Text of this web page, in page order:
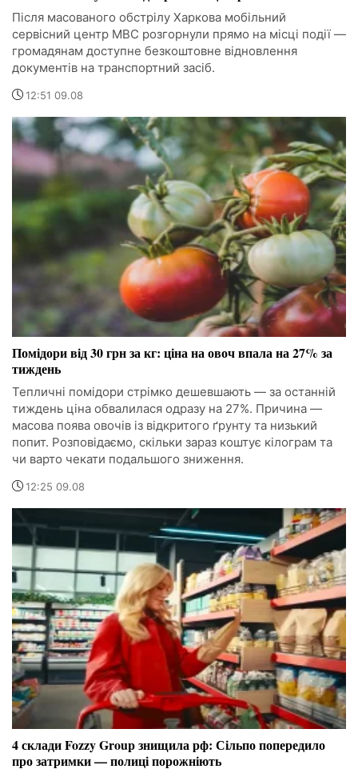
Після масованого обстрілу Харкова мобільний
сервісний центр МВС розгорнули прямо на місці події —
громадянам доступне безкоштовне відновлення
документів на транспортний засіб.
12:51 09.08
Помідори від 30 грн за кг: ціна на овоч впала на 27% за
тиждень
Тепличні помідори стрімко дешевшають — за останній
тиждень ціна обвалилася одразу на 27%. Причина —
масова поява овочів із відкритого ґрунту та низький
попит. Розповідаємо, скільки зараз коштує кілограм та
чи варто чекати подальшого зниження.
12:25 09.08
4 склади Fozzy Group знищила рф: Сільпо попередило
про затримки — полиці порожніють